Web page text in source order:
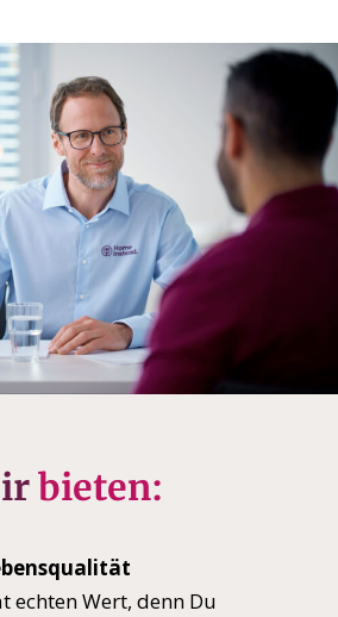
bieten:
echten Wert, denn Du